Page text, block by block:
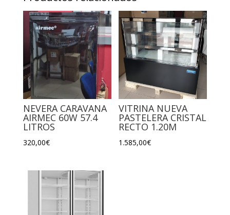
NEVERA CARAVANA
AIRMEC 60W 57.4
LITROS
320,00€
VITRINA NUEVA
PASTELERA CRISTAL
RECTO 1.20M
1.585,00€